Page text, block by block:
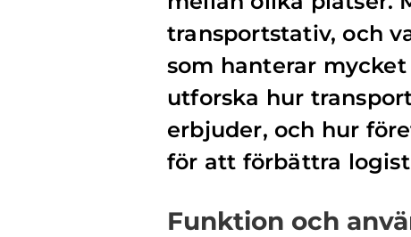
transportstativ, och
som hanterar
utforska hur
erbjuder, och hur
för att förbättra
Funktion och